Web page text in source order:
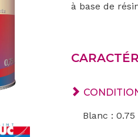
à base de
Blanc :